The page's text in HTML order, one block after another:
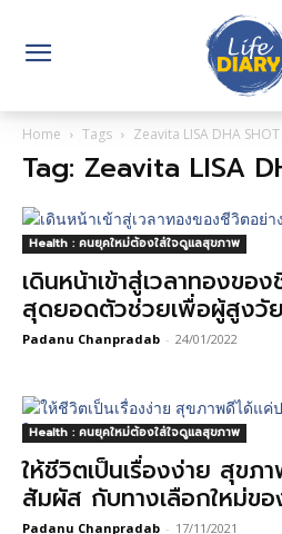
Home Tags Zeavita LISA DHA SHOT
Tag: Zeavita LISA
Health : คนยุคใหม่ต้องใส่ใจดูแลสุขภาพ
เดินหน้าเข้าสู่เวลาทองขอ
สุดยอดตัวช่วยเพื่อผู้สูงวัย
Padanu Chanpradab - 24/01/2022
Health : คนยุคใหม่ต้องใส่ใจดูแลสุขภาพ
ให้ชีวิตเป็นเรื่องง่าย สุขภ
สัมผัส กับทางเลือกใหม่ข
Padanu Chanpradab - 17/11/2021